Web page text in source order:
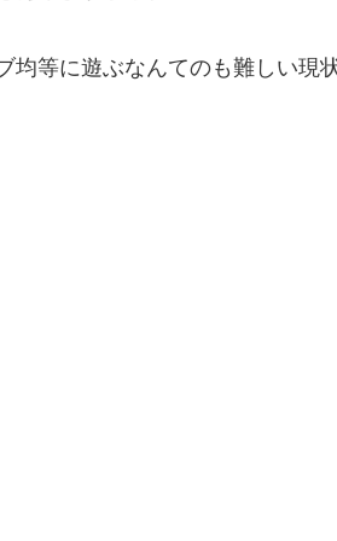
均等に遊ぶなんてのも難しい現